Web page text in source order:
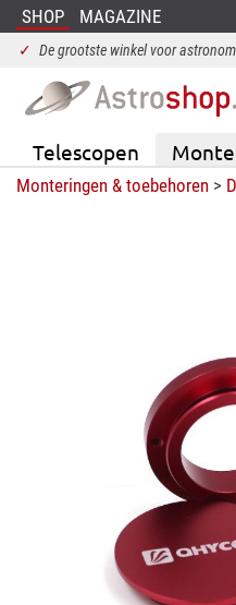
SHOP MAGAZINE
✓ De grootste winkel voor
Telescopen
Monteringen & toebehoren>